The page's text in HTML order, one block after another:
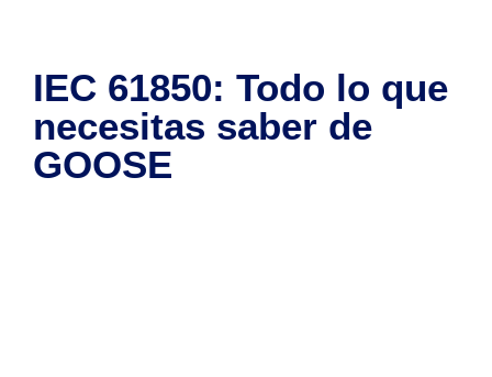
IEC 61850: Todo lo que
necesitas saber de
GOOSE